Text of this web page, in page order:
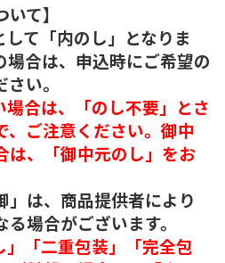
て】
て「内のし」となりま
場合は、申込時にご希望の
い。
合は、「のし不要」とさ
、ご注意ください。御中
は、「御中元のし」をお
は、商品提供者により
場合がございます。
」「二重包装」「完全包